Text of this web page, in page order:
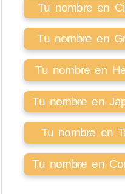
Tu nombre en
Tu nombre en
Tu nombre en
Tu nombre en
Tu nombre en
Tu nombre en